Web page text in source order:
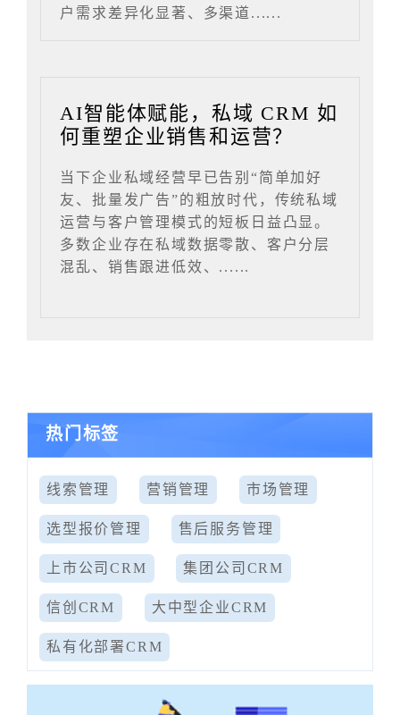
户需求差异化显著、多渠道......
AI智能体赋能，私域 CRM 如
何重塑企业销售和运营？
当下企业私域经营早已告别“简单加好
友、批量发广告”的粗放时代，传统私域
运营与客户管理模式的短板日益凸显。
多数企业存在私域数据零散、客户分层
混乱、销售跟进低效、......
热门标签
线索管理 营销管理 市场管理
选型报价管理 售后服务管理
上市公司CRM 集团公司CRM
信创CRM 大中型企业CRM
私有化部署CRM